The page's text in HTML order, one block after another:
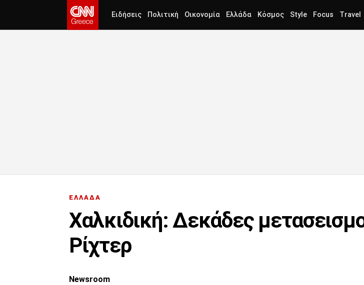
Ειδήσεις Πολιτική Οικονομία Ελλάδα Κόσμος Style Focus Travel
ΕΛΛΑΔΑ
Χαλκιδική: Δεκάδες
Ρίχτερ
Newsroom